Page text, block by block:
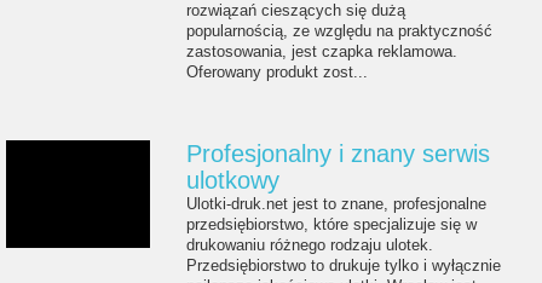
rozwiązań cieszących się dużą
popularnością, ze względu na praktyczność
zastosowania, jest czapka reklamowa.
Oferowany produkt zost...
Profesjonalny i znany serwis
ulotkowy
Ulotki-druk.net jest to znane, profesjonalne
przedsiębiorstwo, które specjalizuje się w
drukowaniu różnego rodzaju ulotek.
Przedsiębiorstwo to drukuje tylko i wyłącznie